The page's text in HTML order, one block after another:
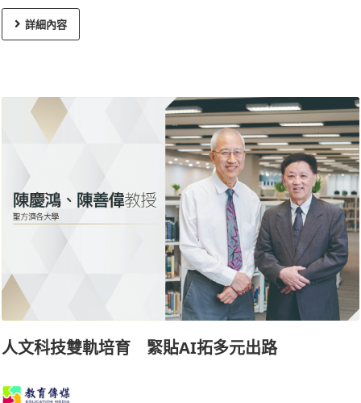
詳細內容
人文科技雙軌培育 緊貼AI拓多元出路